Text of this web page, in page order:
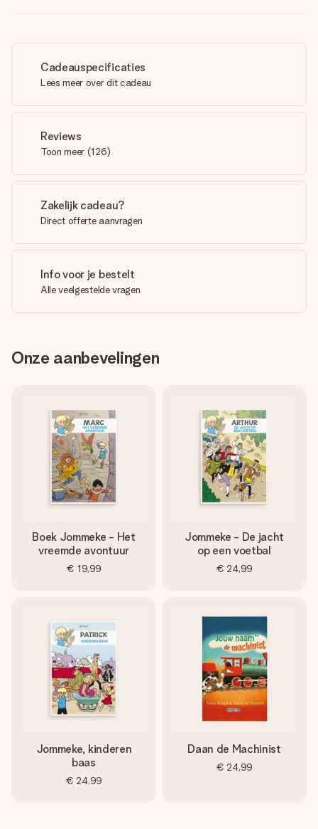
Cadeauspecificaties
Lees meer over dit cadeau
Reviews
Toon meer (126)
Zakelijk cadeau?
Direct offerte aanvragen
Info voor je bestelt
Alle veelgestelde vragen
Onze aanbevelingen
Boek Jommeke - Het
vreemde avontuur
€ 19,99
Jommeke - De jacht
op een voetbal
€ 24,99
Jommeke, kinderen
baas
€ 24,99
Daan de Machinist
€ 24,99